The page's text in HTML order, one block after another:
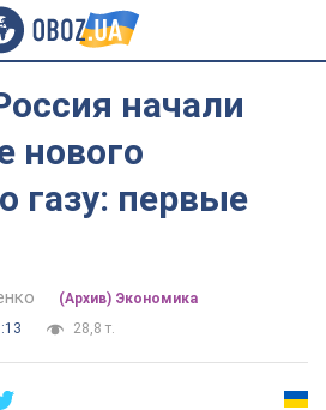
начали
нового
газу: первые
(Архив) Экономика
28,8 т.